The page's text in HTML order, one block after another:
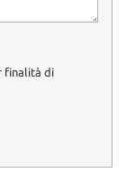
finalità di